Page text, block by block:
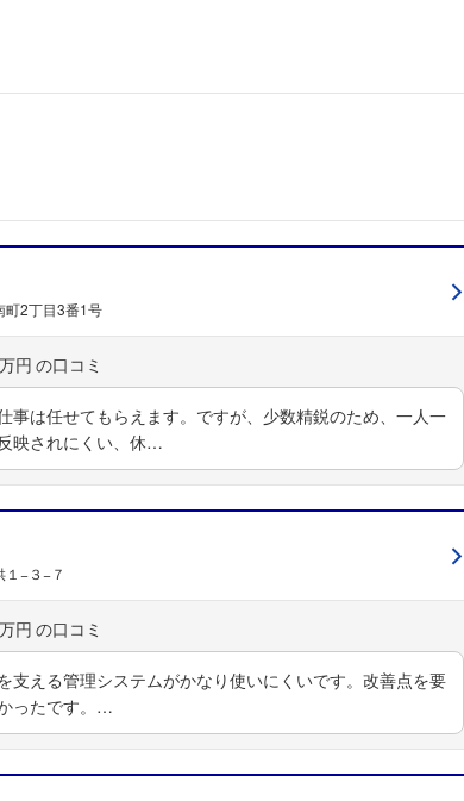
フォローしました
こちらの企業もフォローしませんか？
町2丁目3番1号
円
事は任せてもらえます。ですが、少数精鋭のため、一人一
映されにくい、休…
１−３−７
円
支える管理システムがかなり使いにくいです。改善点を要
ったです。…